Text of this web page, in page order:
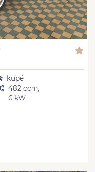
kupé
482 ccm,
6 kW